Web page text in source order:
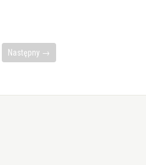
Następny →